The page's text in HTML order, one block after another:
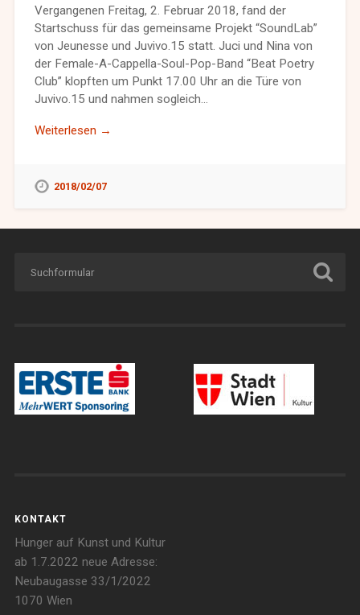
Vergangenen Freitag, 2. Februar 2018, fand der
Startschuss für das gemeinsame Projekt “SoundLab”
von Jeunesse und Juvivo.15 statt. Juci und Nina von
der Female-A-Cappella-Soul-Pop-Band “Beat Poetry
Club” klopften um Punkt 17.00 Uhr an die Türe von
Juvivo.15 und nahmen sogleich…
Weiterlesen →
2018/02/07
KONTAKT
Hunger auf Kunst und Kultur
ab 1.7.2022 neue Adresse:
Neubaugasse 33/1/2022
1070 Wien